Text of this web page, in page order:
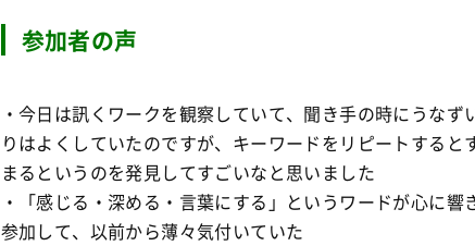
参加者の声
・今日は訊くワークを観察していて、聞き手の時にうなず
りはよくしていたのですが、キーワードをリピートすると
まるというのを発見してすごいなと思いました
・「感じる・深める・言葉にする」というワードが心に響
参加して、以前から薄々気付いていた